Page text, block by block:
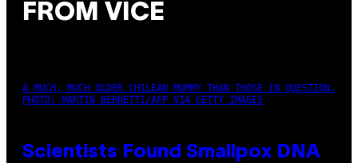
FROM VICE
A MUCH, MUCH OLDER CHILEAN MUMMY THAN THOSE IN QUESTION.
PHOTO: MARTIN BERNETTI/AFP VIA GETTY IMAGES
Scientists Found Smallpox DNA